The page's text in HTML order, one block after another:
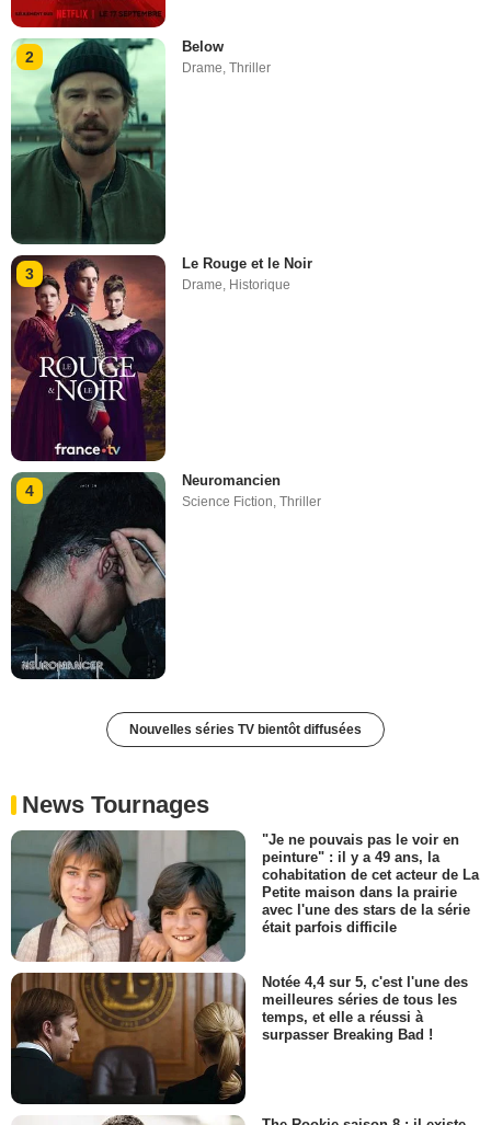
2
Below
Drame ,Thriller
3
Le Rouge et le Noir
Drame, Historique
4
Neuromancien
Science Fiction,Thriller
Nouvelles séries TV bientôt diffusées
News Tournages
"Je ne pouvais pas le voir en
peinture" : il y a 49 ans, la
cohabitation de cet acteur de La
Petite maison dans la prairie
avec l'une des stars de la série
était parfois difficile
Notée 4,4 sur 5, c'est l'une des
meilleures séries de tous les
temps, et elle a réussi à
surpasser Breaking Bad !